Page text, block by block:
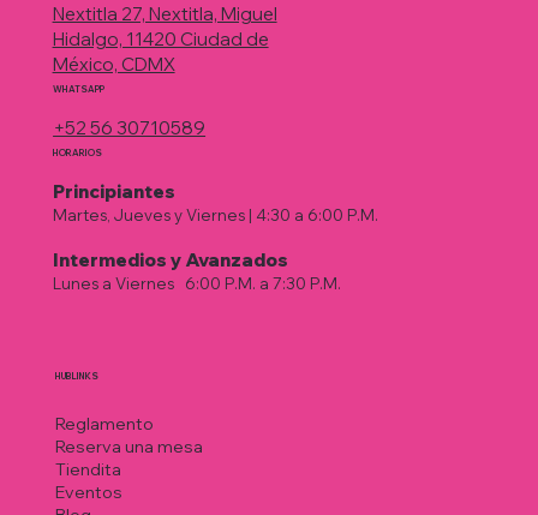
HUB LINKS
Reglamento
Reserva una mesa
Tiendita
Eventos
Nextitla 27, Nextitla, Miguel
Hidalgo, 11420 Ciudad de
México, CDMX
WHATSAPP
+52 56 30710589
HORARIOS
Principiantes
Martes, Jueves y Viernes | 4:30 a 6:00 P.M.
Intermedios у Avanzados
Lunes a Viernes 6:00 P.M. a 7:30 P.M.